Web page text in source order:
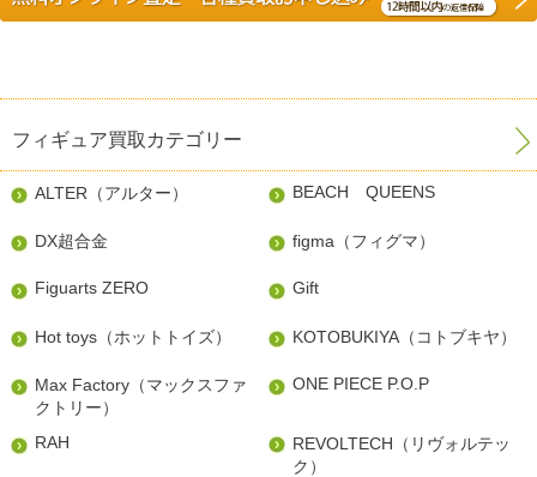
フィギュア買取カテゴリー
ALTER（アルター） BEACH QUEENS
DX超合金 figma（フィグマ）
Figuarts ZERO Gift
Hot toys（ホットトイズ） KOTOBUKIYA（コトブキヤ）
Max Factory（マックスファ
クトリー）
ONE PIECE P.O.P
RAH
REVOLTECH（リヴォルテッ
ク）